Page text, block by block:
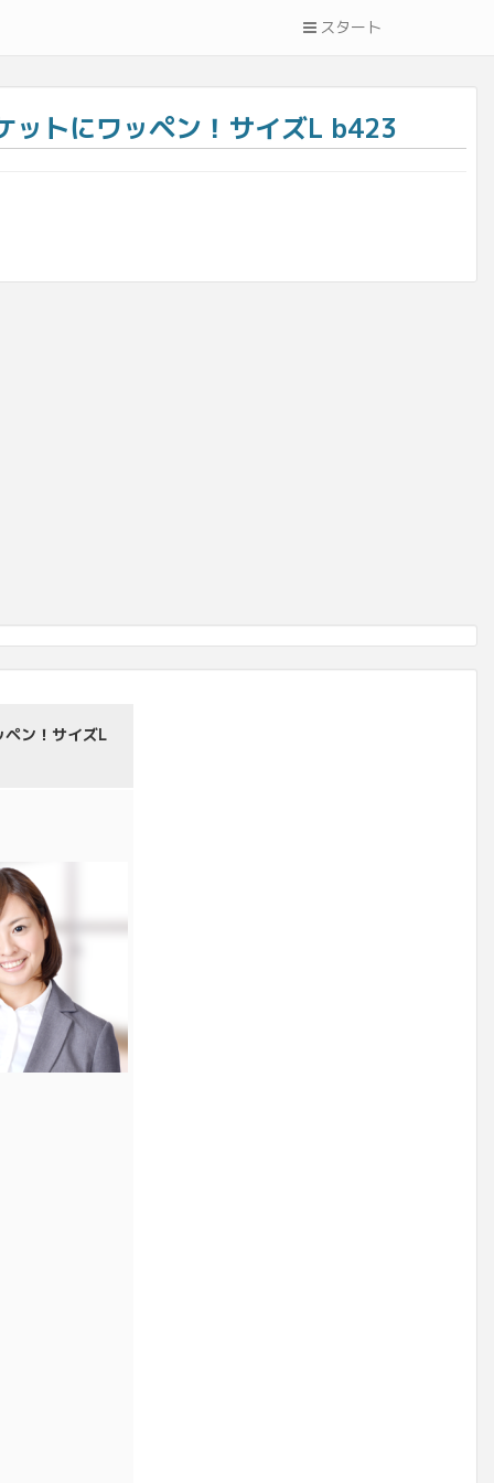
スタート
トにワッペン！サイズL b423
ン！サイズL